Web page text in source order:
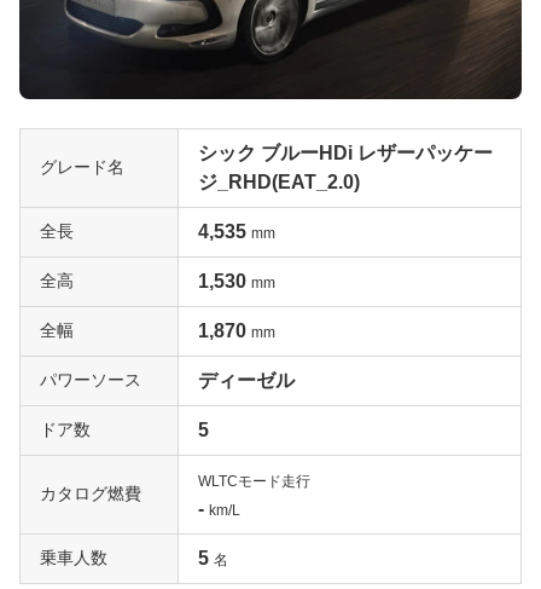
グレード名
シック ブルーHDi レザーパッケー
ジ_RHD(EAT_2.0)
全長 4,535 mm
全高 1,530 mm
全幅 1,870 mm
パワーソース ディーゼル
ドア数 5
カタログ燃費
WLTCモード走行
- km/L
乗車人数 5 名